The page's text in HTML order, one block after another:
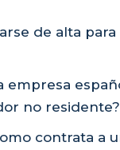
de alta
empresa
no residente?
contrata a